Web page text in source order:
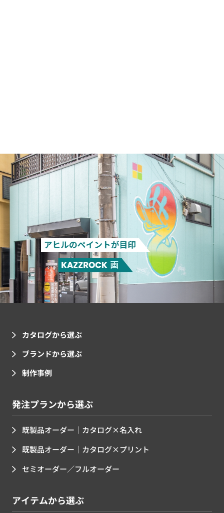
カタログから選ぶ
ブランドから選ぶ
制作事例
発注プランから選ぶ
既製品オーダー｜カタログ×名入れ
既製品オーダー｜カタログ×プリント
セミオーダー／フルオーダー
アイテムから選ぶ